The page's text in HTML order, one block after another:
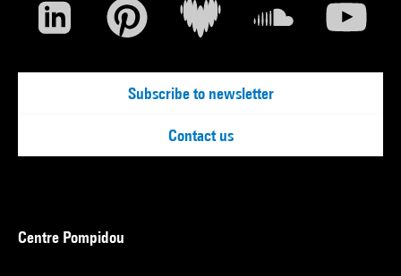
Subscribe to newsletter
Contact us
Centre Pompidou